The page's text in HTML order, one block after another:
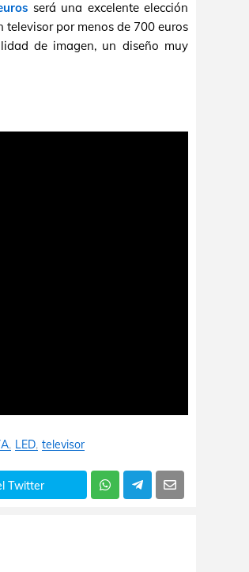
será una excelente elección
por menos de 700 euros
de imagen, un diseño muy
LED televisor
Twitter